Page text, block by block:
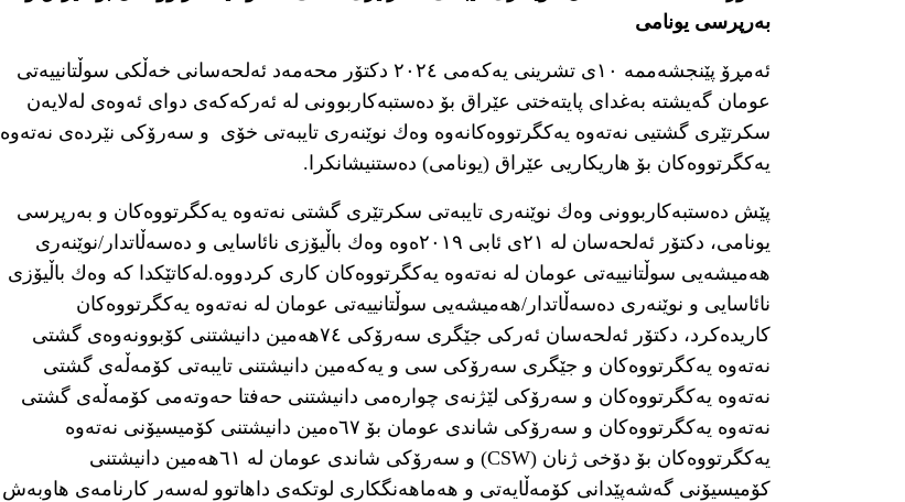
بەرپرسی یونامی
ئەمڕۆ پێنجشەممە ١٠ی تشرینی یەکەمی ٢٠٢٤ دکتۆر محەمەد ئەلحەسانی خەڵکی سوڵتانییەتی
عومان گەیشتە بەغدای پایتەختی عێراق بۆ دەستبەکاربوونی لە ئەرکەکەی دوای ئەوەی لەلایەن
سکرتێری گشتیی نەتەوە یەکگرتووەکانەوە وەك نوێنەری تایبەتی خۆی و سەرۆکی نێردەی نەتەوە
یەکگرتووەکان بۆ هاریکاریی عێراق (یونامی) دەستنیشانکرا.
پێش دەستبەکاربوونی وەك نوێنەری تایبەتی سکرتێری گشتی نەتەوە یەکگرتووەکان و بەرپرسی
یونامی، دکتۆر ئەلحەسان لە ٢١ی ئابی ٢٠١٩ەوە وەك باڵیۆزی نائاسایی و دەسەڵاتدار/نوێنەری
هەمیشەیی سوڵتانییەتی عومان لە نەتەوە یەکگرتووەکان کاری کردووە.لەکاتێکدا کە وەك باڵیۆزی
نائاسایی و نوێنەری دەسەڵاتدار/هەمیشەیی سوڵتانییەتی عومان لە نەتەوە یەکگرتووەکان
کاریدەکرد، دکتۆر ئەلحەسان ئەرکی جێگری سەرۆکی ٧٤هەمین دانیشتنی کۆبوونەوەی گشتی
نەتەوە یەکگرتووەکان و جێگری سەرۆکی سی و یەکەمین دانیشتنی تایبەتی کۆمەڵەی گشتی
نەتەوە یەکگرتووەکان و سەرۆکی لێژنەی چوارەمی دانیشتنی حەفتا حەوتەمی کۆمەڵەی گشتی
نەتەوە یەکگرتووەکان و سەرۆکی شاندی عومان بۆ ٦٧ەمین دانیشتنی کۆمیسیۆنی نەتەوە
یەکگرتووەکان بۆ دۆخی ژنان (CSW) و سەرۆکی شاندی عومان لە ٦١هەمین دانیشتنی
کۆمیسیۆنی گەشەپێدانی کۆمەڵایەتی و هەماهەنگکاری لوتکەی داهاتوو لەسەر کارنامەی هاوبەش